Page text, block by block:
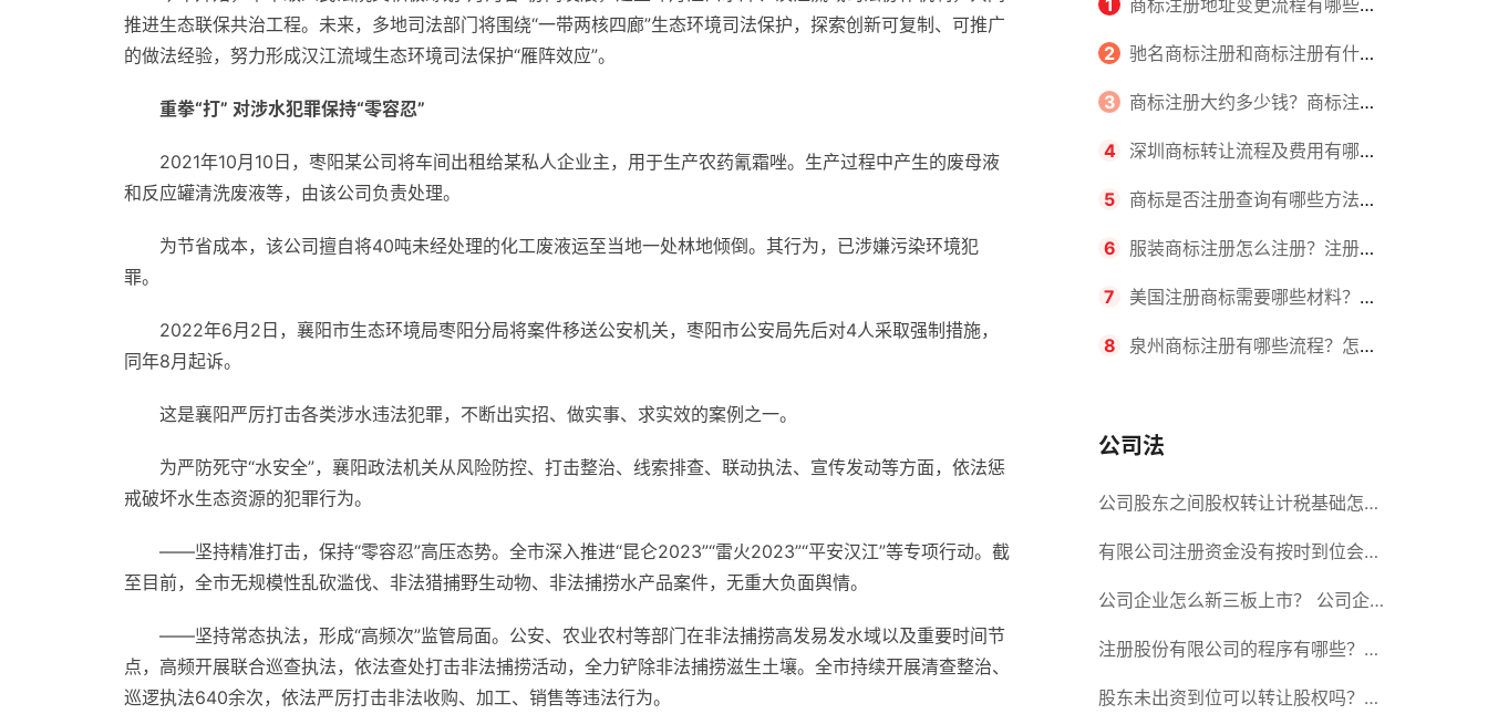
推进生态联保共治工程。未来，多地司法部门将围绕“一带两核四廊”生态环境司法保护，探索创新可复制、可推广
的做法经验，努力形成汉江流域生态环境司法保护“雁阵效应”。
重拳“打” 对涉水犯罪保持“零容忍”
2021年10月10日，枣阳某公司将车间出租给某私人企业主，用于生产农药氰霜唑。生产过程中产生的废母液
和反应罐清洗废液等，由该公司负责处理。
为节省成本，该公司擅自将40吨未经处理的化工废液运至当地一处林地倾倒。其行为，已涉嫌污染环境犯
罪。
2022年6月2日，襄阳市生态环境局枣阳分局将案件移送公安机关，枣阳市公安局先后对4人采取强制措施，
同年8月起诉。
这是襄阳严厉打击各类涉水违法犯罪，不断出实招、做实事、求实效的案例之一。
为严防死守“水安全”，襄阳政法机关从风险防控、打击整治、线索排查、联动执法、宣传发动等方面，依法惩
戒破坏水生态资源的犯罪行为。
——坚持精准打击，保持“零容忍”高压态势。全市深入推进“昆仑2023”“雷火2023”“平安汉江”等专项行动。截
至目前，全市无规模性乱砍滥伐、非法猎捕野生动物、非法捕捞水产品案件，无重大负面舆情。
——坚持常态执法，形成“高频次”监管局面。公安、农业农村等部门在非法捕捞高发易发水域以及重要时间节
点，高频开展联合巡查执法，依法查处打击非法捕捞活动，全力铲除非法捕捞滋生土壤。全市持续开展清查整治、
巡逻执法640余次，依法严厉打击非法收购、加工、销售等违法行为。
1 商标注册地址变更流程有哪些？
怎么提交申请书件？
2 驰名商标注册和商标注册有什么
区别？
3 商标注册大约多少钱？商标注册
查询的方式有哪些？
4 深圳商标转让流程及费用有哪些
要求？商标转让所需时间是多久？
5 商标是否注册查询有哪些方法？
有哪些步骤？
6 服装商标注册怎么注册？注册商
标流程有哪些？
7 美国注册商标需要哪些材料？美
国商标办理流程有哪些？
8 泉州商标注册有哪些流程？怎么
公司法
公司股东之间股权转让计税基础怎么
确认？公司股东之间的股权转让要符
合什么要件？
有限公司注册资金没有按时到位会怎
么样？股份有限公司设立的注册条件
公司企业怎么新三板上市？ 公司企
业新三板上市的流程
注册股份有限公司的程序有哪些？注
册股份有限公司需要提交哪些材料？
股东未出资到位可以转让股权吗？股